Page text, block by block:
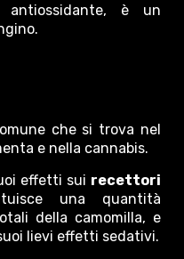
è un
che si trova nel
e nella cannabis.
effetti sui recettori
una quantità
della camomilla, e
lievi effetti sedativi.